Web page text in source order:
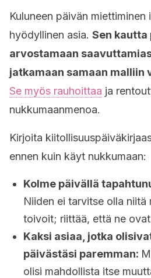
Kuluneen päivän miettiminen
hyödyllinen asia. Sen
arvostamaan
jatkamaan samaan malliin
Se myös rauhoittaa ja
nukkumaanmenoa.
Kirjoita
ennen kuin käyt nukkumaan:
Kolme päivällä
Niiden ei tarvitse olla niitä
toivoit; riittää, että ne
Kaksi asiaa, jotka
päivästäsi paremman:
olisi mahdollista itse